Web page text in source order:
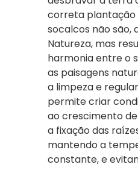
correta plantação
socalcos não são,
Natureza, mas
harmonia entre o
as paisagens
a limpeza e
permite criar
ao crescimento
a fixação das
mantendo a
constante, e